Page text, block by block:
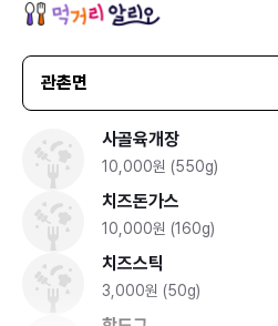
관촌면
사골육개장
10,000원 (550g)
치즈돈가스
10,000원 (160g)
치즈스틱
3,000원 (50g)